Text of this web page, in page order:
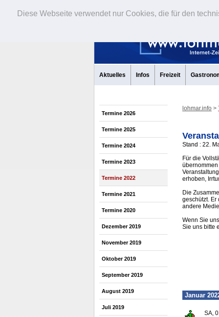
Diese Webseite verwendet nur Cookies, die für den
Aktuelles Infos Freizeit
Termine 2026
Termine 2025
Termine 2024
Termine 2023
Termine 2022
Termine 2021
Termine 2020
Dezember 2019
November 2019
Oktober 2019
September 2019
August 2019
Juli 2019
lohmar.info >
Stand : 22.
Für die
erhoben,
Die
geschützt. Er
andere
Wenn Sie
Sie uns bitte
Januar
SA,